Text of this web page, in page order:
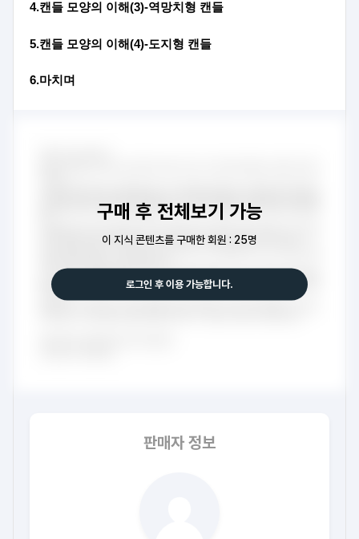
판매자 정보
4.캔들 모양의 이해(3)-역망치형 캔들
5.캔들 모양의 이해(4)-도지형 캔들
6.마치며
구매 후 전체보기 가능
이 지식 콘텐츠를 구매한 회원 : 25명
로그인 후 이용 가능합니다.